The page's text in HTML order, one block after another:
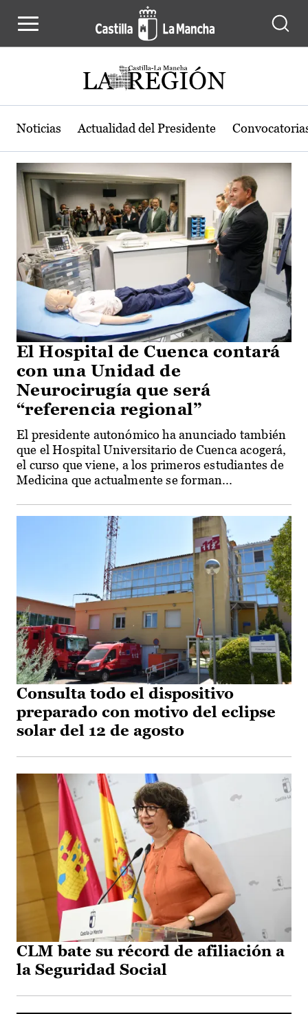
Actualidad de la región de Castilla-
Noticias Actualidad del Presidente
El Hospital de Cuenca contará
con una Unidad de
Neurocirugía que será
“referencia regional”
El presidente autonómico ha anunciado también
que el Hospital Universitario de Cuenca acogerá,
el curso que viene, a los primeros estudiantes de
Medicina que actualmente se forman...
Consulta todo el dispositivo
preparado con motivo del eclipse
solar del 12 de agosto
CLM bate su récord de afiliación a
la Seguridad Social